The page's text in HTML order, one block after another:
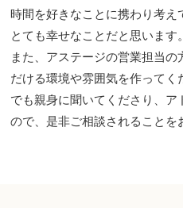
時間を好きなことに携わり考え
とても幸せなことだと思います。
また、アステージの営業担当
だける環境や雰囲気を作ってく
でも親身に聞いてくださり、
ので、是非ご相談されることを